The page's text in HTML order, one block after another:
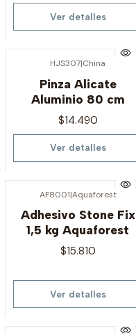
Ver detalles
HJS307|China
Pinza Alicate
Aluminio 80 cm
$14.490
Ver detalles
AF8001|Aquaforest
Adhesivo Stone Fix
1,5 kg Aquaforest
$15.810
Ver detalles